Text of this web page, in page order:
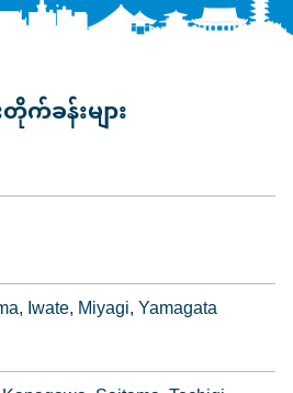
ခန်းများ
Iwate Miyagi Yamagata